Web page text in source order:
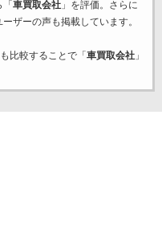
車買取会社」を評価。さらに
ザーの声も掲載しています。
比較することで「 車買取会社」